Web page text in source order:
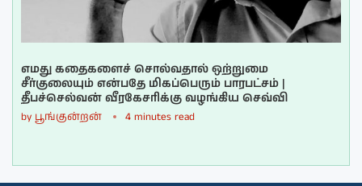
எமது கதைகளைச் சொல்வதால் ஒற்றுமை
சீர்குலையும் என்பதே மிகப்பெரும் பாரபட்சம் |
தீபச்செல்வன் வீரகேசரிக்கு வழங்கிய செவ்வி
by பூங்குன்றன் 4 minutes read